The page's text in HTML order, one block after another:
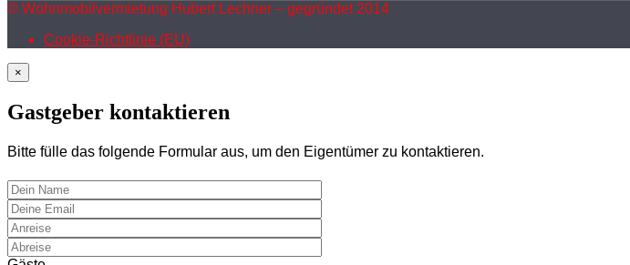
© Wohnmobilvermietung Hubert Lechner – gegründet 2014
Cookie-Richtlinie (EU)
×
Gastgeber kontaktieren
Bitte fülle das folgende Formular aus, um den Eigentümer zu kontaktieren.